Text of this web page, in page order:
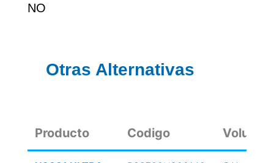
NO
Otras Alternativas
Producto Codigo Volumen